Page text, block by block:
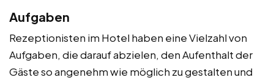
Aufgaben
Rezeptionisten im Hotel haben eine Vielzahl von
Aufgaben, die darauf abzielen, den Aufenthalt der
Gäste so angenehm wie möglich zu gestalten und